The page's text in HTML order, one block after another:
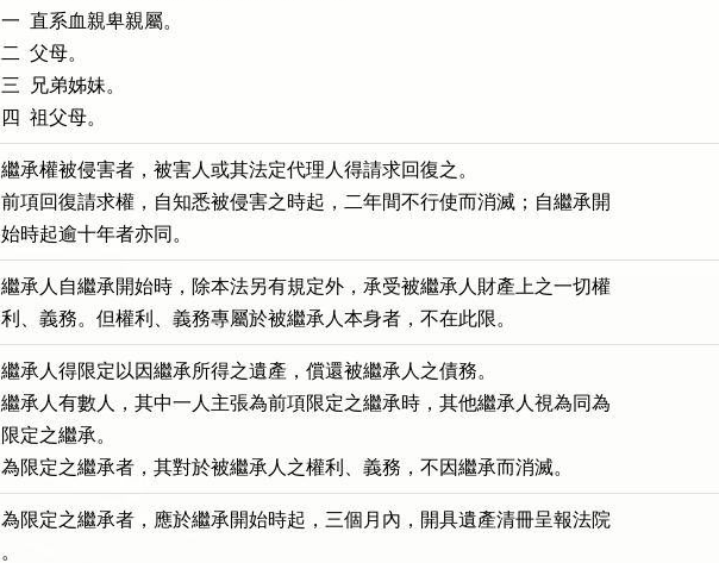
一  直系血親卑親屬。
二  父母。
三  兄弟姊妹。
四  祖父母。
繼承權被侵害者，被害人或其法定代理人得請求回復之。
前項回復請求權，自知悉被侵害之時起，二年間不行使而消滅；自繼承開
始時起逾十年者亦同。
繼承人自繼承開始時，除本法另有規定外，承受被繼承人財產上之一切權
利、義務。但權利、義務專屬於被繼承人本身者，不在此限。
繼承人得限定以因繼承所得之遺產，償還被繼承人之債務。
繼承人有數人，其中一人主張為前項限定之繼承時，其他繼承人視為同為
限定之繼承。
為限定之繼承者，其對於被繼承人之權利、義務，不因繼承而消滅。
為限定之繼承者，應於繼承開始時起，三個月內，開具遺產清冊呈報法院
。